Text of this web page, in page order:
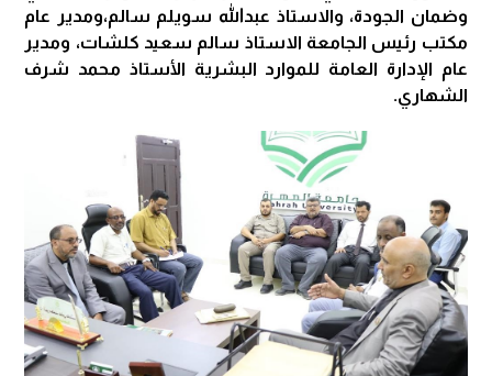
وضمان الجودة، والاستاذ عبدالله سويلم سالم،ومدير عام
مكتب رئيس الجامعة الاستاذ سالم سعيد كلشات، ومدير
عام الإدارة العامة للموارد البشرية الأستاذ محمد شرف
الشهاري.